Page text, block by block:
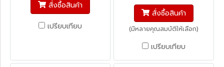
สั่งซื้อสินค้า
เปรียบเทียบ
สั่งซื้อสินค้า
(มีหลายคุณสมบัติให้เลือก)
เปรียบเทียบ